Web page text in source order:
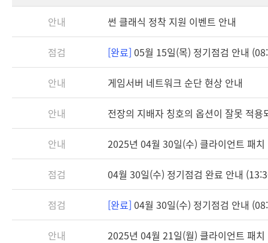
안내 썬 클래식 정착 지원 이벤트 안내
점검 [완료] 05월 15일(목) 정기점검 안내
안내 게임서버 네트워크 순단 현상 안내
안내 전장의 지배자 칭호의 옵션이 잘못 적용
안내 2025년 04월 30일(수) 클라이언트 패
점검 04월 30일(수) 정기점검 완료 안내
점검 [완료] 04월 30일(수) 정기점검 안내
안내 2025년 04월 21일(월) 클라이언트 패